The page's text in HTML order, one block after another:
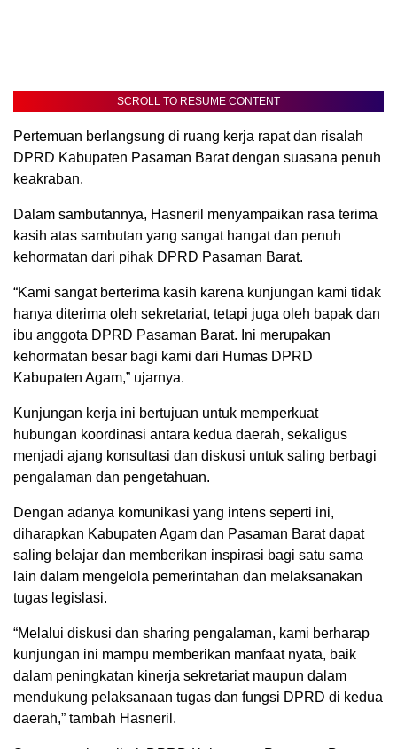
SCROLL TO RESUME CONTENT
Pertemuan berlangsung di ruang kerja rapat dan risalah
DPRD Kabupaten Pasaman Barat dengan suasana penuh
keakraban.
Dalam sambutannya, Hasneril menyampaikan rasa terima
kasih atas sambutan yang sangat hangat dan penuh
kehormatan dari pihak DPRD Pasaman Barat.
“Kami sangat berterima kasih karena kunjungan kami tidak
hanya diterima oleh sekretariat, tetapi juga oleh bapak dan
ibu anggota DPRD Pasaman Barat. Ini merupakan
kehormatan besar bagi kami dari Humas DPRD
Kabupaten Agam,” ujarnya.
Kunjungan kerja ini bertujuan untuk memperkuat
hubungan koordinasi antara kedua daerah, sekaligus
menjadi ajang konsultasi dan diskusi untuk saling berbagi
pengalaman dan pengetahuan.
Dengan adanya komunikasi yang intens seperti ini,
diharapkan Kabupaten Agam dan Pasaman Barat dapat
saling belajar dan memberikan inspirasi bagi satu sama
lain dalam mengelola pemerintahan dan melaksanakan
tugas legislasi.
“Melalui diskusi dan sharing pengalaman, kami berharap
kunjungan ini mampu memberikan manfaat nyata, baik
dalam peningkatan kinerja sekretariat maupun dalam
mendukung pelaksanaan tugas dan fungsi DPRD di kedua
daerah,” tambah Hasneril.